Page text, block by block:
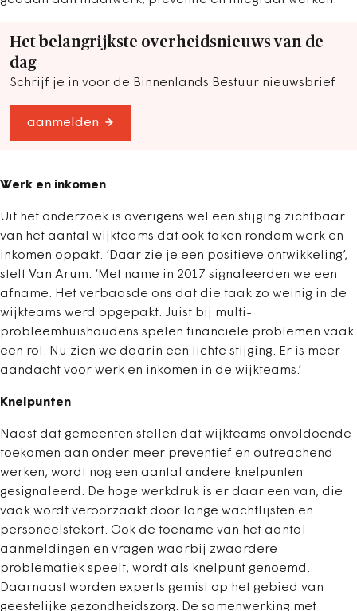
Het belangrijkste overheidsnieuws van de
dag
Schrijf je in voor de Binnenlands Bestuur nieuwsbrief
aanmelden
Werk en inkomen
Uit het onderzoek is overigens wel een stijging zichtbaar
van het aantal wijkteams dat ook taken rondom werk en
inkomen oppakt. ‘Daar zie je een positieve ontwikkeling’,
stelt Van Arum. ‘Met name in 2017 signaleerden we een
afname. Het verbaasde ons dat die taak zo weinig in de
wijkteams werd opgepakt. Juist bij multi-
probleemhuishoudens spelen financiële problemen vaak
een rol. Nu zien we daarin een lichte stijging. Er is meer
aandacht voor werk en inkomen in de wijkteams.’
Knelpunten
Naast dat gemeenten stellen dat wijkteams onvoldoende
toekomen aan onder meer preventief en outreachend
werken, wordt nog een aantal andere knelpunten
gesignaleerd. De hoge werkdruk is er daar een van, die
vaak wordt veroorzaakt door lange wachtlijsten en
personeelstekort. Ook de toename van het aantal
aanmeldingen en vragen waarbij zwaardere
problematiek speelt, wordt als knelpunt genoemd.
Daarnaast worden experts gemist op het gebied van
geestelijke gezondheidszorg. De samenwerking met